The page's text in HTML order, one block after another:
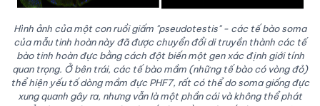
Hình ảnh của một con ruồi giấm "pseudotestis" - các tế bào soma
của mẫu tinh hoàn này đã được chuyển đổi di truyền thành các tế
bào tinh hoàn đực bằng cách đột biến một gen xác định giới tính
quan trọng. Ở bên trái, các tế bào mầm (những tế bào có vòng đỏ)
thể hiện yếu tố dòng mầm đực PHF7, rất có thể do soma giống đực
xung quanh gây ra, nhưng vẫn là một phần cái và không thể phát